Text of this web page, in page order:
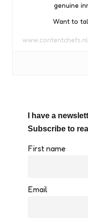
genuine
Want to
www.contentchefs.nl
I have a
Subscribe to
First name
Email